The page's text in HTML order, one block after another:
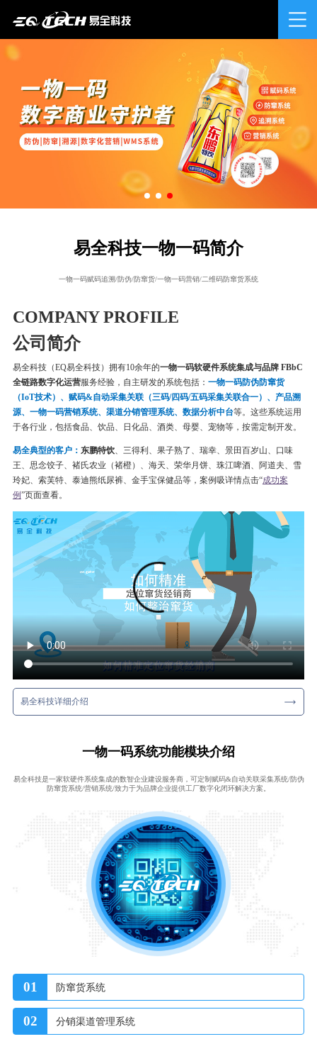
易全科技一物一码简介
一物一码赋码追溯/防伪/防窜货/一物一码营销/二维码防窜货系统
COMPANY PROFILE
公司简介
易全科技（EQ易全科技）拥有10余年的一物一码软硬件系统集成与品牌 FBbC
全链路数字化运营服务经验，自主研发的系统包括： 一物一码防伪防窜货
（IoT技术）、赋码&自动采集关联（三码/四码/五码采集关联合一）、产品溯
源、一物一码营销系统、渠道分销管理系统、数据分析中台等。这些系统运用
于各行业，包括食品、饮品、日化品、酒类、母婴、宠物等，按需定制开发。
易全典型的客户： 东鹏特饮、三得利、果子熟了、瑞幸、 景田百岁山、口味
王、思念饺子、 褚氏农业（褚橙）、 海天、荣华月饼、 珠江啤酒、 阿道夫、雪
玲妃、索芙特、泰迪熊纸尿裤、金手宝保健品等，案例吸详情点击“成功案
例”页面查看。
易全科技详细介绍
一物一码系统功能模块介绍
易全科技是一家软硬件系统集成的数智企业建设服务商，可定制赋码&自动关联采集系统/防伪
防窜货系统/营销系统/致力于为品牌企业提供工厂数字化闭环解决方案。
01 防窜货系统
02 分销渠道管理系统